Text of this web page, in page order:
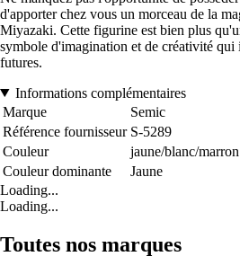
d'apporter chez vous un morceau de la
Miyazaki. Cette figurine est bien plus
symbole d'imagination et de créativité qui
futures.
Informations complémentaires
Marque
Semic
Référence fournisseur S-5289
Couleur
jaune/blanc/marron
Couleur dominante
Jaune
Loading...
Loading...
Toutes nos marques